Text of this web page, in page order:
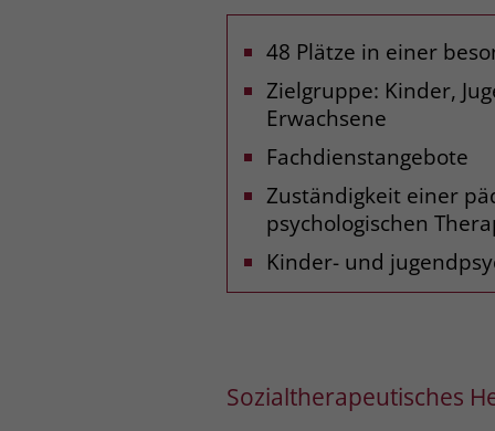
48 Plätze in einer
Zielgruppe: Kinder,
Erwachsene
Fachdienstangebote
Zuständigkeit einer
psychologischen
Kinder- und
Sozialtherapeutisches